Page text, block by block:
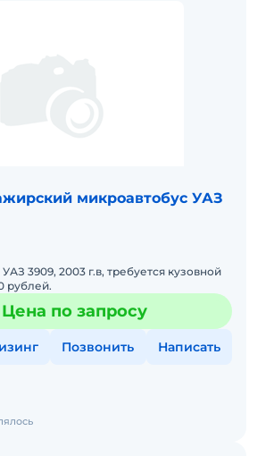
микроавтобус УАЗ
3909, 2003 г.в, требуется кузовной
рублей.
Цена по запросу
Позвонить Написать